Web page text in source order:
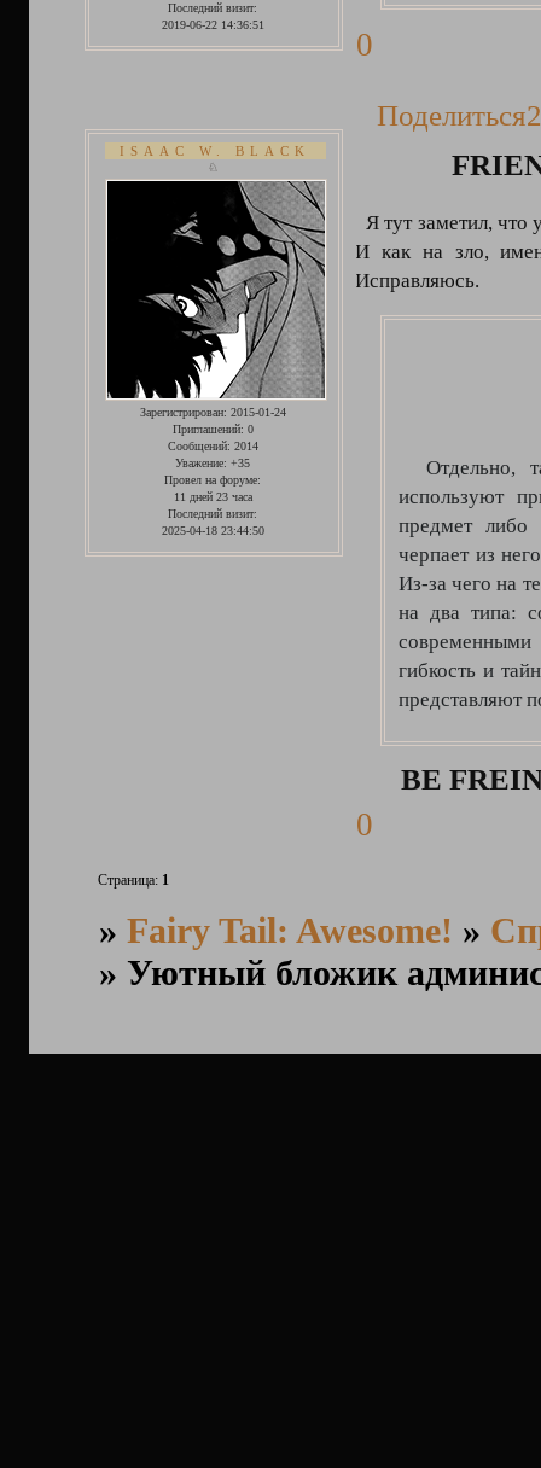
Последний визит:
2019-06-22 14:36:51
0
Поделиться
ISAAC W. BLACK
♘
Зарегистрирован: 2015-01-24
Приглашений: 0
Сообщений: 2014
Уважение: +35
Провел на форуме:
11 дней 23 часа
Последний визит:
2025-04-18 23:44:50
Я тут заметил, что
И как на зло,
Исправляюсь.
Отдельно,
используют
предмет либо
черпает из
Из-за чего на
на два типа:
гибкость и
представляют
BE
0
Страница: 1
» Fairy Tail: Awesome! »
» Уютный бложик